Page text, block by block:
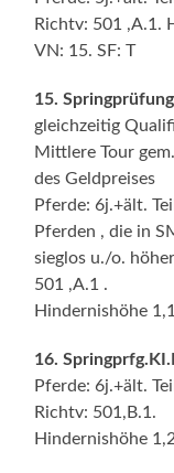
Richtv: 501 ,A.1.
VN: 15. SF: T
15.
gleichzeitig
Mittlere Tour
des Geldpreises
Pferde: 6j.+ält.
Pferden , die in
sieglos u./o.
501 ,A.1 .
Hindernishöhe
16.
Pferde: 6j.+ält.
Richtv: 501,B.1.
Hindernishöhe